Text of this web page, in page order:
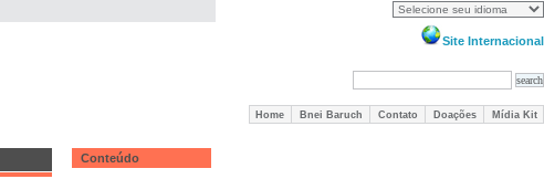
Conteúdo
Site Internacional
Home Bnei Baruch Contato Doações Mídia Kit